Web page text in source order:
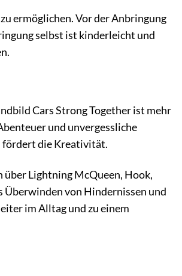
ermöglichen. Vor der Anbringung
selbst ist kinderleicht und
Cars Strong Together ist mehr
und unvergessliche
fördert die Kreativität.
über Lightning McQueen, Hook,
Überwinden von Hindernissen und
im Alltag und zu einem